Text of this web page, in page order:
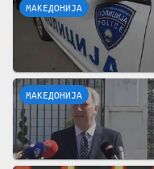
МАКЕДОНИЈА
МАКЕДОНИЈА